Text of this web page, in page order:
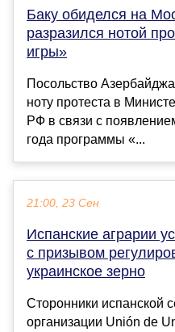
Баку обиделся на
разразился нотой
игры»
Посольство
ноту протеста в
РФ в связи с
года программы «...
21:00, 23 Сен
Испанские аграрии
с призывом
украинское зерно
Сторонники испанской
организации Unión de